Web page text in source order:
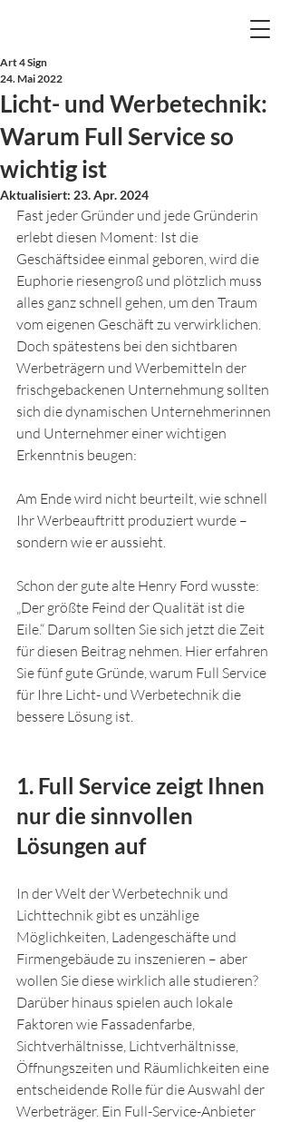
Licht- und Werbetechnik:
Warum Full Service so
wichtig ist
Art 4 Sign
24. Mai 2022
Aktualisiert: 23. Apr. 2024
Fast jeder Gründer und jede Gründerin
erlebt diesen Moment: Ist die
Geschäftsidee einmal geboren, wird die
Euphorie riesengroß und plötzlich muss
alles ganz schnell gehen, um den Traum
vom eigenen Geschäft zu verwirklichen.
Doch spätestens bei den sichtbaren
Werbeträgern und Werbemitteln der
frischgebackenen Unternehmung sollten
sich die dynamischen Unternehmerinnen
und Unternehmer einer wichtigen
Erkenntnis beugen:
Am Ende wird nicht beurteilt, wie schnell
Ihr Werbeauftritt produziert wurde –
sondern wie er aussieht.
Schon der gute alte Henry Ford wusste:
„Der größte Feind der Qualität ist die
Eile.“ Darum sollten Sie sich jetzt die Zeit
für diesen Beitrag nehmen. Hier erfahren
Sie fünf gute Gründe, warum Full Service
für Ihre Licht- und Werbetechnik die
bessere Lösung ist.
1. Full Service zeigt Ihnen
nur die sinnvollen
Lösungen auf
In der Welt der Werbetechnik und
Lichttechnik gibt es unzählige
Möglichkeiten, Ladengeschäfte und
Firmengebäude zu inszenieren – aber
wollen Sie diese wirklich alle studieren?
Darüber hinaus spielen auch lokale
Faktoren wie Fassadenfarbe,
Sichtverhältnisse, Lichtverhältnisse,
Öffnungszeiten und Räumlichkeiten eine
entscheidende Rolle für die Auswahl der
Werbeträger. Ein Full-Service-Anbieter